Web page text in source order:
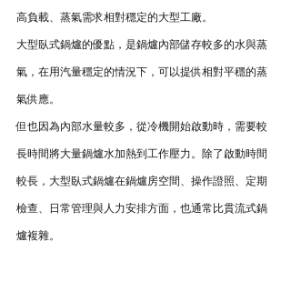
高負載、蒸氣需求相對穩定的大型工廠。
大型臥式鍋爐的優點，是鍋爐內部儲存較多的水與蒸
氣，在用汽量穩定的情況下，可以提供相對平穩的蒸
氣供應。
但也因為內部水量較多，從冷機開始啟動時，需要較
長時間將大量鍋爐水加熱到工作壓力。除了啟動時間
較長，大型臥式鍋爐在鍋爐房空間、操作證照、定期
檢查、日常管理與人力安排方面，也通常比貫流式鍋
爐複雜。